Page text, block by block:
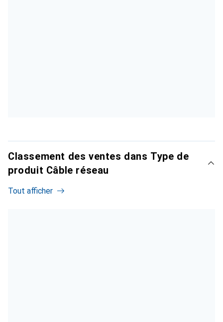
Classement des ventes dans Type de
produit Câble réseau
Tout afficher